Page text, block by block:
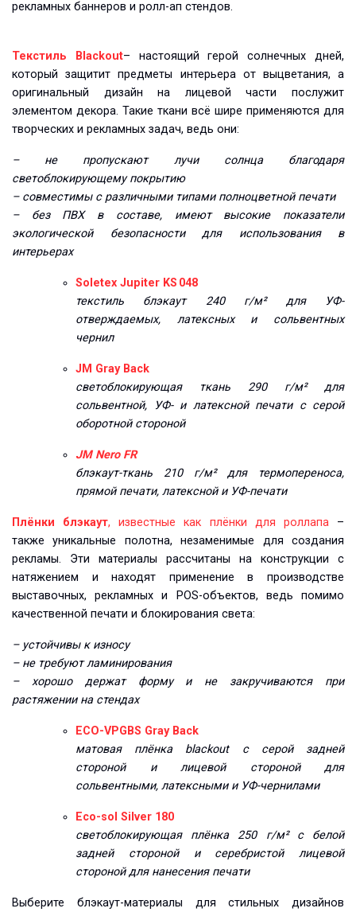
рекламных баннеров и ролл-ап стендов.
Текстиль Blackout– настоящий герой солнечных дней,
который защитит предметы интерьера от выцветания, а
оригинальный дизайн на лицевой части послужит
элементом декора. Такие ткани всё шире применяются для
творческих и рекламных задач, ведь они:
– не пропускают лучи солнца благодаря
светоблокирующему покрытию
– совместимы с различными типами полноцветной печати
– без ПВХ в составе, имеют высокие показатели
экологической безопасности для использования в
интерьерах
Soletex Jupiter KS 048
текстиль блэкаут 240 г/м² для УФ-
отверждаемых, латексных и сольвентных
чернил
JM Gray Back
светоблокирующая ткань 290 г/м² для
сольвентной, УФ- и латексной печати с серой
оборотной стороной
JM Nero FR
блэкаут-ткань 210 г/м² для термопереноса,
прямой печати, латексной и УФ-печати
Плёнки блэкаут, известные как плёнки для роллапа–
также уникальные полотна, незаменимые для создания
рекламы. Эти материалы рассчитаны на конструкции с
натяжением и находят применение в производстве
выставочных, рекламных и POS-объектов, ведь помимо
качественной печати и блокирования света:
– устойчивы к износу
– не требуют ламинирования
– хорошо держат форму и не закручиваются при
растяжении на стендах
ECO-VPGBS Gray Back
матовая плёнка blackout с серой задней
стороной и лицевой стороной для
сольвентными, латексными и УФ-чернилами
Eco-sol Silver 180
светоблокирующая плёнка 250 г/м² с белой
задней стороной и серебристой лицевой
стороной для нанесения печати
Выберите блэкаут-материалы для стильных дизайнов